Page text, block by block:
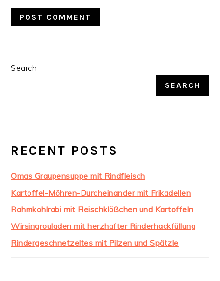
PRIMARY
Search
SEARCH
RECENT POSTS
Omas Graupensuppe mit Rindfleisch
Kartoffel-Möhren-Durcheinander mit Frikadellen
Rahmkohlrabi mit Fleischklößchen und Kartoffeln
Wirsingrouladen mit herzhafter Rinderhackfüllung
Rindergeschnetzeltes mit Pilzen und Spätzle